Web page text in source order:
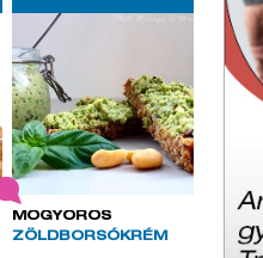
MOGYORÓS
ZÖLDBORSÓKRÉM